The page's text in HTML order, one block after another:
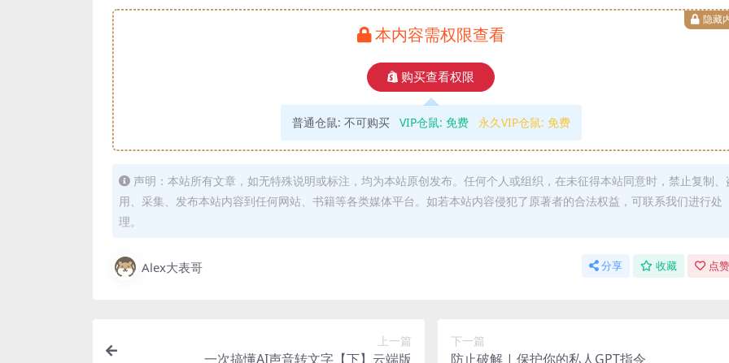
隐藏
本内容需权限查看
购买查看权限
普通仓鼠: 不可购买 VIP仓鼠: 免费 永久VIP仓鼠: 免费
声明：本站所有文章，如无特殊说明或标注，均为本站原创发布。任何个人或组织，在未征得本站同意时，禁止复制、
用、采集、发布本站内容到任何网站、书籍等各类媒体平台。如若本站内容侵犯了原著者的合法权益，可联系我们进行处
理。
Alex大表哥 分享 收藏 点
上一篇
一次搞懂AI声音转文字【下】云端版
下一篇
防止破解 | 保护你的私人GPT指令